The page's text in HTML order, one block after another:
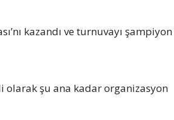
kazandı ve turnuvayı
olarak şu ana kadar organizasyon